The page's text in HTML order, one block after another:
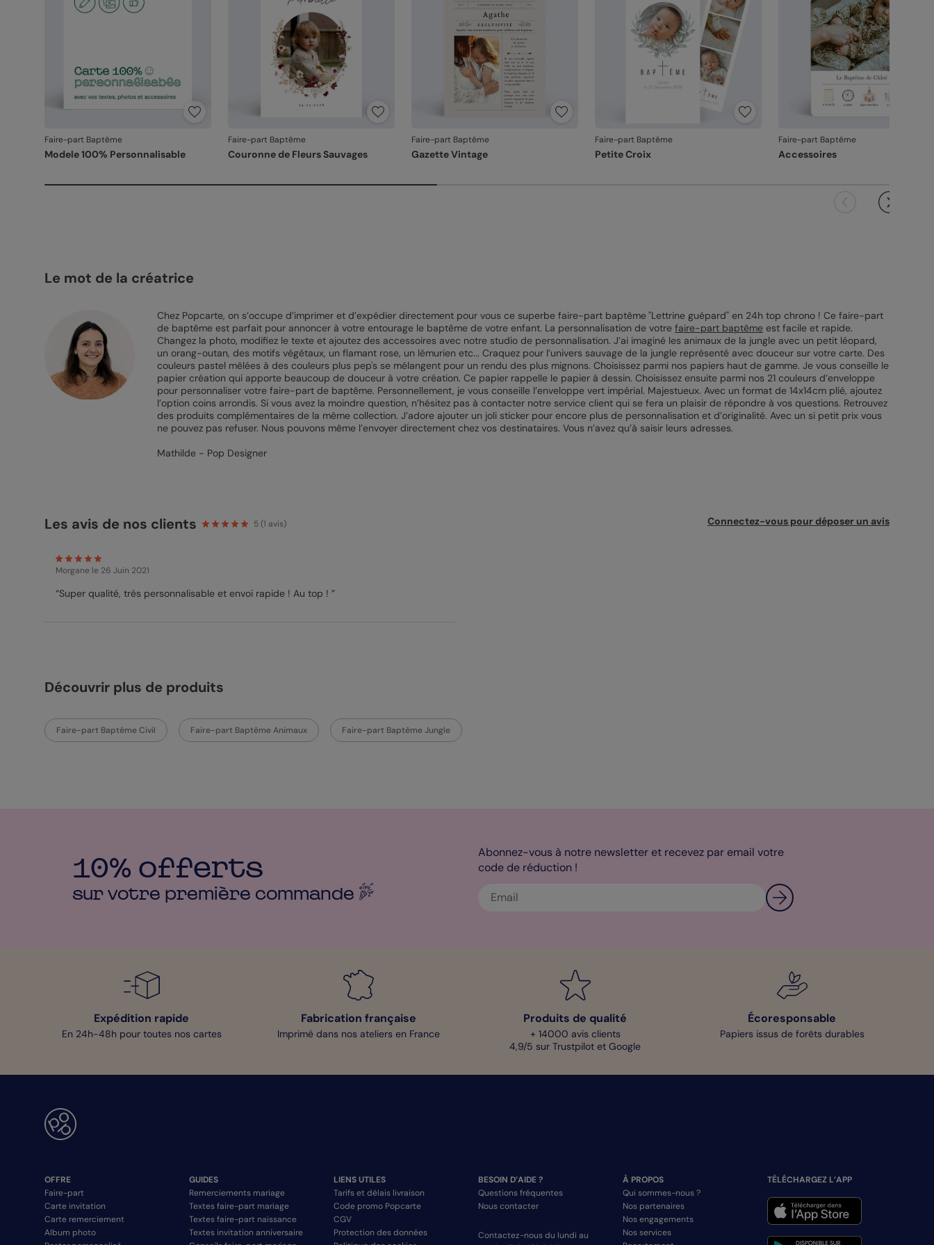
Faire-part Baptême
Modele 100% Personnalisable
Faire-part Baptême
Couronne de Fleurs Sauvages
Faire-part Baptême
Gazette Vintage
Faire-part Baptême
Petite Croix
Faire-part Baptême
Accessoires
Le mot de la créatrice
Chez Popcarte, on s’occupe d’imprimer et d’expédier directement pour vous ce superbe faire-part baptême"Lettrine guépard" en 24h top chrono ! Ce faire-part
de baptême est parfait pour annoncer à votre entourage le baptême de votre enfant. La personnalisation de votre faire-part baptêmeest facile et rapide.
Changez la photo, modifiez le texte et ajoutez des accessoires avec notre studio de personnalisation. J’ai imaginé les animaux de la jungle avec un petit léopard,
un orang-outan, des motifs végétaux, un flamant rose, un lémurien etc... Craquez pour l’univers sauvage de la jungle représenté avec douceur sur votre carte. Des
couleurs pastel mêlées à des couleurs plus pep's se mélangent pour un rendu des plus mignons. Choisissez parmi nos papiers haut de gamme. Je vous conseille le
papier création qui apporte beaucoup de douceur à votre création. Ce papier rappelle le papier à dessin. Choisissez ensuite parmi nos 21 couleurs d’enveloppe
pour personnaliser votre faire-part de baptême. Personnellement, je vous conseille l’enveloppe vert impérial. Majestueux. Avec un format de 14x14cm plié, ajoutez
l’option coins arrondis. Si vous avez la moindre question, n’hésitez pas à contacter notre service client qui se fera un plaisir de répondre à vos questions. Retrouvez
des produits complémentaires de la même collection. J’adore ajouter un joli sticker pour encore plus de personnalisation et d’originalité. Avec un si petit prix vous
ne pouvez pas refuser. Nous pouvons même l’envoyer directement chez vos destinataires. Vous n’avez qu’à saisir leurs adresses.
Mathilde - Pop Designer
Les avis de nos clients 5(1 avis) Connectez-vous pour déposer un avis
Morgane le 26 Juin 2021
“Super qualité, très personnalisable et envoi rapide ! Au top ! ”
Découvrir plus de produits
Faire-part Baptême Civil Faire-part Baptême Animaux Faire-part Baptême Jungle
10% offerts
sur votre première commande
Abonnez-vous à notre newsletter et recevez par email votre
code de réduction !
Expédition rapide
En 24h-48h pour toutes nos cartes
Fabrication française
Imprimé dans nos ateliers en France
Produits de qualité
+ 14000 avis clients
4,9/5 sur Trustpilot et Google
Écoresponsable
Papiers issus de forêts durables
OFFRE
Faire-part
Carte invitation
Carte remerciement
Album photo
GUIDES
Remerciements mariage
Textes faire-part mariage
Textes faire-part naissance
Textes invitation anniversaire
LIENS UTILES
Tarifs et délais livraison
Code promo Popcarte
CGV
Protection des données
BESOIN D’AIDE ?
Questions fréquentes
Nous contacter
Contactez-nous du lundi au
À PROPOS
Qui sommes-nous ?
Nos partenaires
Nos engagements
Nos services
TÉLÉCHARGEZ L’APP